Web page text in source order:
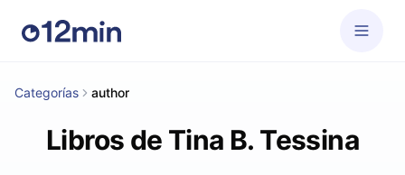
Categorías author
Libros de Tina B. Tessina